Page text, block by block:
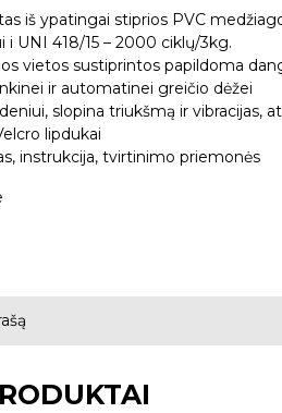
iš ypatingai stiprios PVC
i UNI 418/15 – 2000 ciklų/3kg.
vietos sustiprintos papildoma
ir automatinei greičio dėžei
slopina triukšmą ir vibracijas,
lipdukai
instrukcija, tvirtinimo priemonės